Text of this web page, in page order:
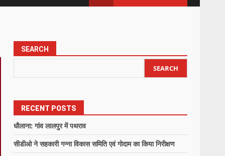
SEARCH
SEARCH
RECENT POSTS
धौलाना: गांव लालपुर में पथराव
सीडीओ ने सहकारी गन्ना विकास समिति एवं गोदाम का किया निरीक्षण